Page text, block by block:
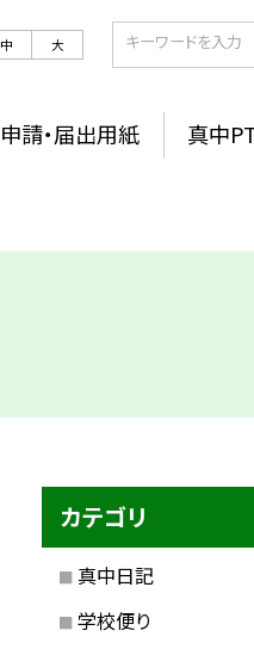
中 大
申請・届出用紙 真中
カテゴリ
真中日記
学校便り